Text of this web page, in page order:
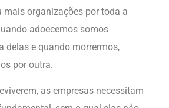
mais organizações por toda a
adoecemos somos
delas e quando morrermos,
por outra.
as empresas necessitam